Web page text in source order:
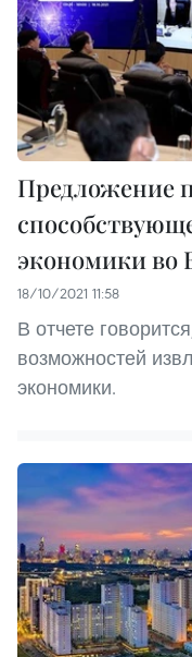
Предложение
экономики во
18/10/2021 11:58
В отчете
возможностей
экономики.